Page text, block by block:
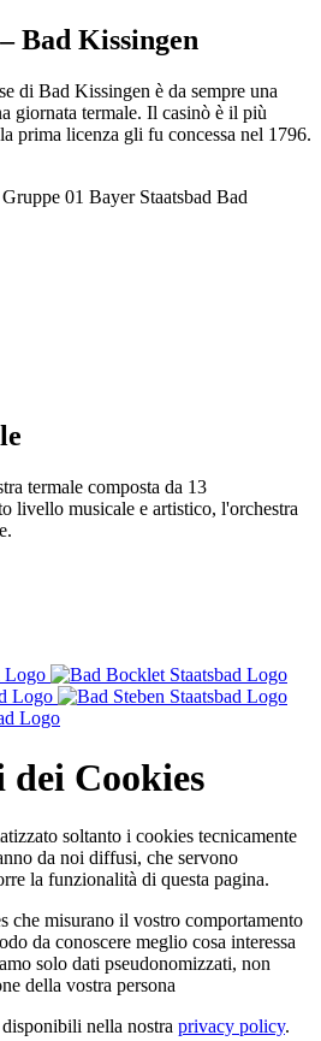
Bad Kissingen
di Bad Kissingen è da sempre una
giornata termale. Il casinò è il più
prima licenza gli fu concessa nel 1796.
termale composta da 13
livello musicale e artistico, l'orchestra
Cookies
soltanto i cookies tecnicamente
da noi diffusi, che servono
la funzionalità di questa pagina.
che misurano il vostro comportamento
da conoscere meglio cosa interessa
solo dati pseudonomizzati, non
della vostra persona
nella nostra privacy policy.